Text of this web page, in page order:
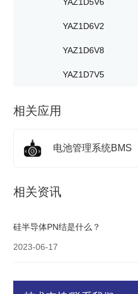
YAZ1D6V2
YAZ1D6V8
YAZ1D7V5
相关应用
电池管理系统BMS
相关资讯
硅半导体PN结是什么？
2023-06-17